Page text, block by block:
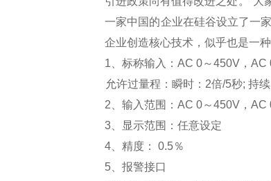
一家中国的企业在硅谷设立了一
企业创造核心技术，似乎也是一
1 、标称输入：AC 0～450V ，AC
允许过量程：瞬时：2倍/5秒; 持
2 、输入范围：AC 0～450V ，AC
3
显示范围：任意设定
4 、精度： 0.5％
5 、报警接口